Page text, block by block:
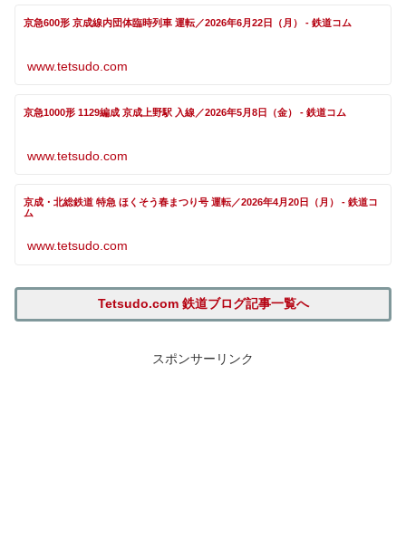
京急600形 京成線内団体臨時列車 運転／2026年6月22日（月） - 鉄道コム
www.tetsudo.com
京急1000形 1129編成 京成上野駅 入線／2026年5月8日（金） - 鉄道コム
www.tetsudo.com
京成・北総鉄道 特急 ほくそう春まつり号 運転／2026年4月20日（月） - 鉄道コ
ム
www.tetsudo.com
Tetsudo.com 鉄道ブログ記事一覧へ
スポンサーリンク